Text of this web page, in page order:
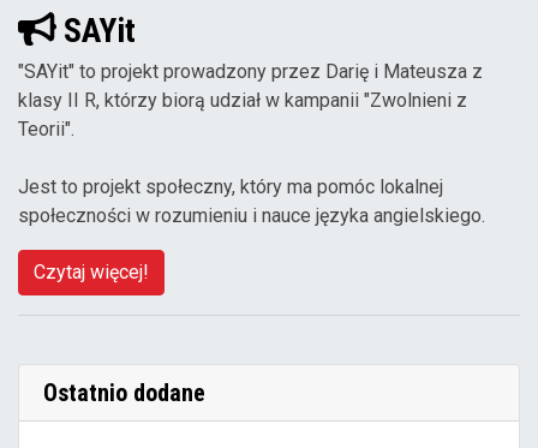
SAYit
"SAYit" to projekt prowadzony przez Darię i Mateusza z
klasy II R, którzy biorą udział w kampanii "Zwolnieni z
Teorii".
Jest to projekt społeczny, który ma pomóc lokalnej
społeczności w rozumieniu i nauce języka angielskiego.
Czytaj więcej!
Ostatnio dodane